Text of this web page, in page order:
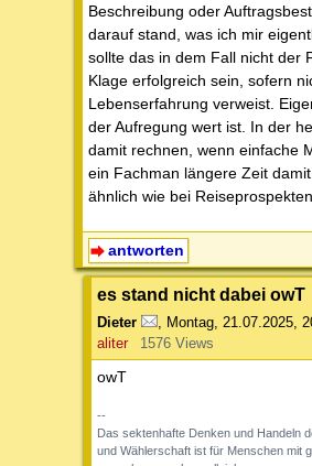
Beschreibung oder
darauf stand, was ich mir
sollte das in dem Fall nicht der
Klage erfolgreich sein, sofern
Lebenserfahrung verweist.
der Aufregung wert ist. In der
damit rechnen, wenn einfache
ein Fachman längere Zeit
ähnlich wie bei Reiseprospekten.
antworten
es stand nicht dabei owT
Dieter Montag, 21.07.2025,
aliter
1576 Views
owT
--
Das sektenhafte Denken und Handeln
und Wählerschaft ist für Menschen mit